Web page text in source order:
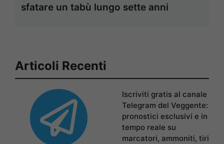
sfatare un tabù lungo sette anni
Articoli Recenti
Iscriviti gratis al canale
Telegram del Veggente:
pronostici esclusivi e in
tempo reale su
marcatori, ammoniti, tiri